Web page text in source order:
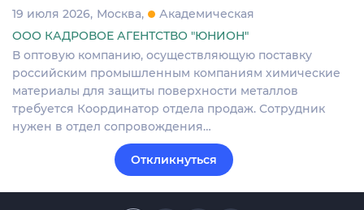
19 июля 2026 Москва
Академическая
ООО КАДРОВОЕ АГЕНТСТВО "ЮНИОН"
В оптовую компанию, осуществляющую поставку
российским промышленным компаниям химические
материалы для защиты поверхности металлов
требуется Координатор отдела продаж. Сотрудник
нужен в отдел сопровождения…
Откликнуться